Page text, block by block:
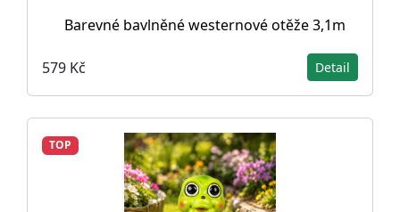
Barevné bavlněné westernové otěže 3,1m
579 Kč Detail
TOP